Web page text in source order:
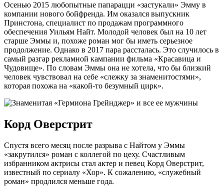
Осенью 2015 любопытные папарацци «застукали» Эмму в
компании нового бойфренда. Им оказался выпускник
Принстона, специалист по продажам программного
обеспечения Уильям Найт. Молодой человек был на 10 лет
старше Эммы и, похоже роман мог бы иметь серьезное
продолжение. Однако в 2017 пара рассталась. Это случилось в
самый разгар рекламной кампании фильма «Красавица и
Чудовище». По словам Эммы она не хотела, что бы близкий
человек чувствовал на себе «слежку за знаменитостями»,
которая похожа на «какой-то безумный цирк».
Корд Оверстрит
Спустя всего месяц после разрыва с Найтом у Эммы
«закрутился» роман с коллегой по цеху. Счастливым
избранником актрисы стал актер и певец Корд Оверстрит,
известный по сериалу «Хор». К сожалению, «служебный
роман» продлился меньше года.